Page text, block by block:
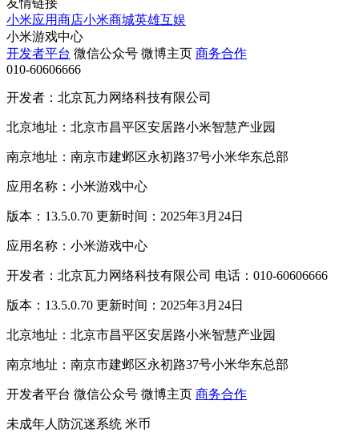
小米应用商店小米商城英雄互娱
小米游戏中心
开发者平台 微信公众号 微博主页 商务合作
010-60606666
开发者：北京瓦力网络科技有限公司
北京地址：北京市昌平区安居路小米智慧产业园
南京地址：南京市建邺区永初路37号小米华东总部
应用名称：小米游戏中心
版本：13.5.0.70 更新时间：2025年3月24日
应用名称：小米游戏中心
开发者：北京瓦力网络科技有限公司 电话：010-60606666
版本：13.5.0.70 更新时间：2025年3月24日
北京地址：北京市昌平区安居路小米智慧产业园
南京地址：南京市建邺区永初路37号小米华东总部
开发者平台 微信公众号 微博主页 商务合作
未成年人防沉迷系统 米币